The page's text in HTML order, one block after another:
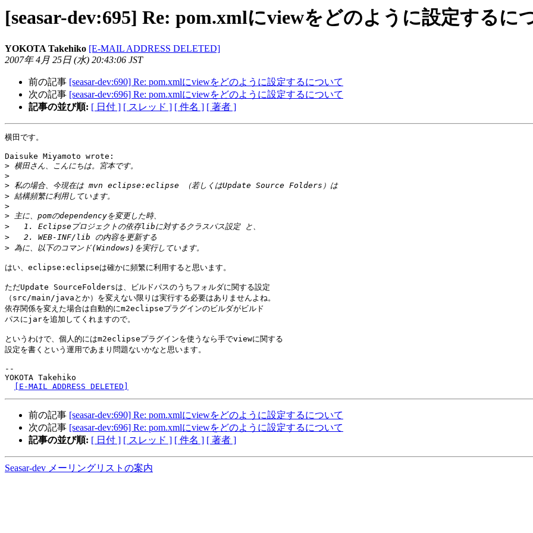
[seasar-dev:695] Re: pom.xmlにviewをどのように設定するに
YOKOTA Takehiko [E-MAIL ADDRESS DELETED]
2007年 4月 25日 (水) 20:43:06 JST
前の記事 [seasar-dev:690] Re: pom.xmlにviewをどのように設定するについて
次の記事 [seasar-dev:696] Re: pom.xmlにviewをどのように設定するについて
記事の並び順: [ 日付 ] [ スレッド ] [ 件名 ] [ 著者 ]
横田です。
Daisuke Miyamoto wrote:
>
>
>
>
>
>
>
>
>
はい、eclipse:eclipseは確かに頻繁に利用すると思います。
ただUpdate SourceFoldersは、ビルドパスのうちフォルダに関する設定
（src/main/javaとか）を変えない限りは実行する必要はありませんよね。
依存関係を変えた場合は自動的にm2eclipseプラグインのビルダがビルド
パスにjarを追加してくれますので。
というわけで、個人的にはm2eclipseプラグインを使うなら手でviewに関する
設定を書くという運用であまり問題ないかなと思います。
--
YOKOTA Takehiko
[E-MAIL ADDRESS DELETED]
前の記事 [seasar-dev:690] Re: pom.xmlにviewをどのように設定するについて
次の記事 [seasar-dev:696] Re: pom.xmlにviewをどのように設定するについて
記事の並び順: [ 日付 ] [ スレッド ] [ 件名 ] [ 著者 ]
Seasar-dev メーリングリストの案内